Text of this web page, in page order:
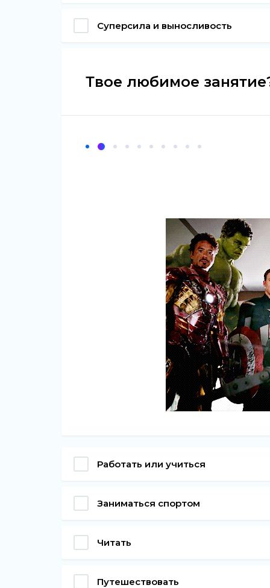
Суперсила и выносливость
Твое любимое
Работать или учиться
Заниматься спортом
Читать
Путешествовать